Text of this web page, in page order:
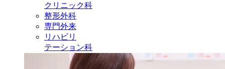
クリニック科
整形外科
専門外来
リハビリ
テーション科